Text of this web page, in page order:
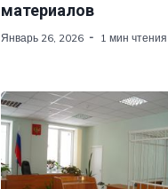
материалов
Январь 26, 2026 1 мин чтения